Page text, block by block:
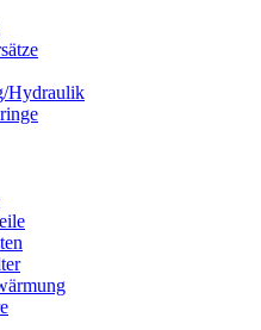
Hydraulik